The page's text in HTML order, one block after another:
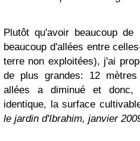
Plutôt qu'avoir beaucoup
beaucoup d'allées entre
terre non exploitées), j'ai
de plus grandes: 12
allées a diminué et
identique, la surface
le jardin d'Ibrahim, janvier